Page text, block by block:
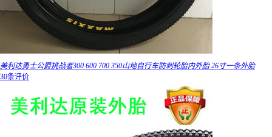
美利达勇士公爵挑战者300 600 700 350山地自行车防刺轮胎内外胎 26寸一条外胎
30条评价